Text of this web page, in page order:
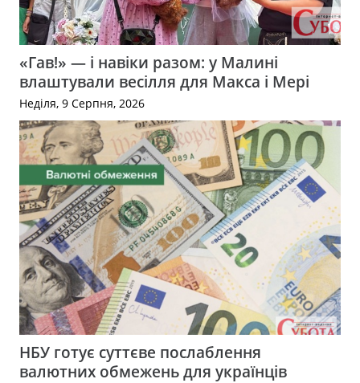
«Гав!» — і навіки разом: у Малині
влаштували весілля для Макса і Мері
Неділя, 9 Серпня, 2026
НБУ готує суттєве послаблення
валютних обмежень для українців